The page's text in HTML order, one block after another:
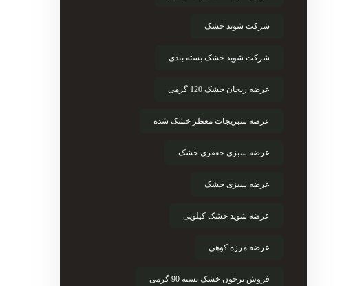
شرکت شوید خشک
شرکت شوید خشک بسته بندی
عرضه ریحان خشک 120 گرمی
عرضه سبزیجات معطر خشک شده
عرضه سبزی جعفری خشک
عرضه سبزی خشک
عرضه شوید خشک کیلویی
عرضه مرزه کوهی
فروش ترخون خشک بسته 90 گرمی